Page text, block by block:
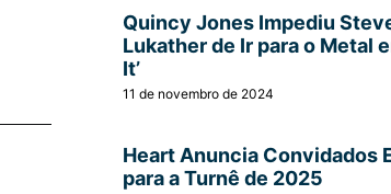
Quincy Jones Impediu
Lukather de Ir para o Metal
It’
11 de novembro de 2024
Heart Anuncia Convidados
para a Turnê de 2025